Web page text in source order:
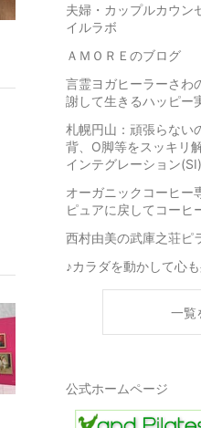
夫婦・カップルカウ
イルラボ
ＡＭＯＲＥのブログ
言霊ヨガヒーラーさわ
謝して生きるハッピー
札幌円山：頑張らない
背、O脚等をスッキリ
インテグレーション(SI)
オーガニックコーヒー
ピュアに戻してコーヒ
西村由美の武庫之荘ピ
♪カラダを動かして心
一覧
公式ホームページ